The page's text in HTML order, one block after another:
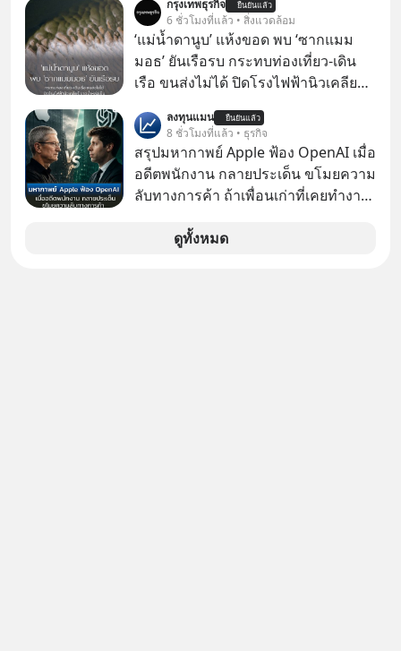
AI" ที่ผู้คนกำลังแห่ไล่ราคาอย่างบ้าคลั่ง
บทเรียนจากประวัติศาสตร์ 500 ปี บอก
อะไรเรา? ระเบียบโลกกำลังจะเปลี่ยน
มือไปในทิศทางไหน? และเราควรรับมือ
อย่างไรก่อนที่ทุกอย่างจะสายเกินไป?
ร่วมเจาะลึกบทวิเคราะห์และข้อคิดการ
เงินฉบับ Dalio กันได้ใน EP. นี้
#RayDalio #สรุปบทเรียน #การเงินการ
ลงทุน #MissionToTheMoon
#MissionToTheMoonPodcast
เรื่องจ้อจี้ หาคำตอบได้ที่ “ป้าเก๋าเล่ากล
โกง” EP4 ตอน “เขาบอกว่าจะได้เงิน
คืน” #ป้าเก๋าเล่ากลโกง #แก้เกมกลโกง
#อยู่อย่างยั่งยืน #Cybersecurity #เตือน
กรุงเทพธุรกิจ ยืนยันแล้ว
6 ชั่วโมงที่แล้ว • สิ่งแวดล้อม
‘แม่น้ำดานูบ’ แห้งขอด พบ ‘ซากแมม
มอธ’ ยันเรือรบ กระทบท่องเที่ยว-เดิน
เรือ ขนส่งไม่ได้ ปิดโรงไฟฟ้านิวเคลียร์
กับฤดูร้อนรุนแรงและภัยแล้งที่ยาวนาน
อย่างไม่เคยปรากฏมาก่อน ส่งผลให้
แม่น้ำหลายสายลดระดับลงสู่ระดับต่ำ
สุดเป็นประวัติการณ์ โดยเฉพาะ “แม่น้ำ
ยุโรปที่ไหลผ่าน 10 ประเทศ ที่มีปริมาณ
น้ำลดต่ำลงเป็นประวัติศาสตร์ จนเผยให้
ลงทุนแมน ยืนยันแล้ว
8 ชั่วโมงที่แล้ว • ธุรกิจ
สรุปมหากาพย์ Apple ฟ้อง OpenAI เมื่อ
อดีตพนักงาน กลายประเด็น ขโมยความ
ลับทางการค้า ถ้าเพื่อนเก่าที่เคยทำงาน
เก่าที่เขาเคยทำไว้ ตอนยังอยู่บริษัท
ดูทั้งหมด